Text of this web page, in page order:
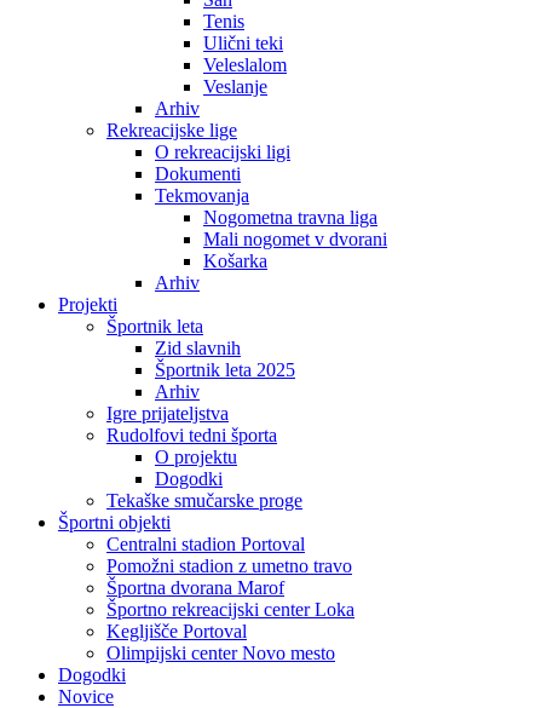
Tenis
Ulični teki
Veleslalom
Veslanje
Arhiv
Rekreacijske lige
O rekreacijski ligi
Dokumenti
Tekmovanja
Nogometna travna liga
Mali nogomet v dvorani
Košarka
Arhiv
Projekti
Športnik leta
Zid slavnih
Športnik leta 2025
Arhiv
Igre prijateljstva
Rudolfovi tedni športa
O projektu
Dogodki
Tekaške smučarske proge
Športni objekti
Centralni stadion Portoval
Pomožni stadion z umetno travo
Športna dvorana Marof
Športno rekreacijski center Loka
Kegljišče Portoval
Olimpijski center Novo mesto
Dogodki
Novice